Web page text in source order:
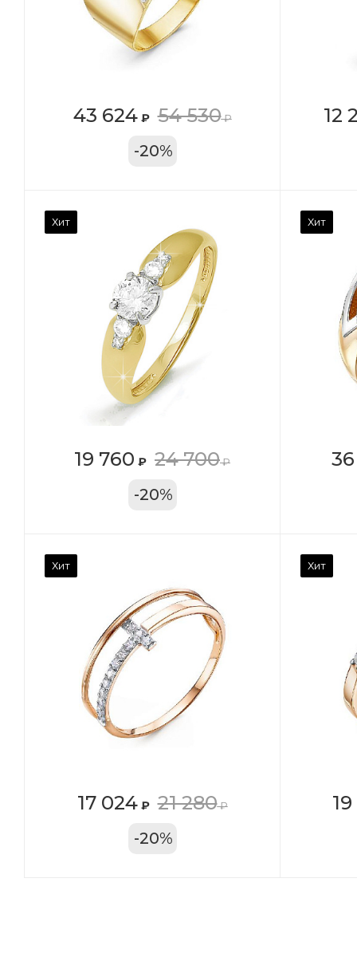
43 624₽ 54 530₽
-20%
0.96
Цвет золота
ТРЦ «Арена» 12
Хит
19 760 ₽ 24 700₽
-20%
Хит
Вес драгметалла
2.39
Марка (бренд)
Дельта
Цвет золота
КРАС
ТРЦ «Московский
Проспект»
1.4
Хит
17 024₽ 21 280₽
-20%
Хит
Вес драгметалла
1.27
Марка (бренд)
Дельта
Цвет золота
ТРЦ «Московский
Проспект»